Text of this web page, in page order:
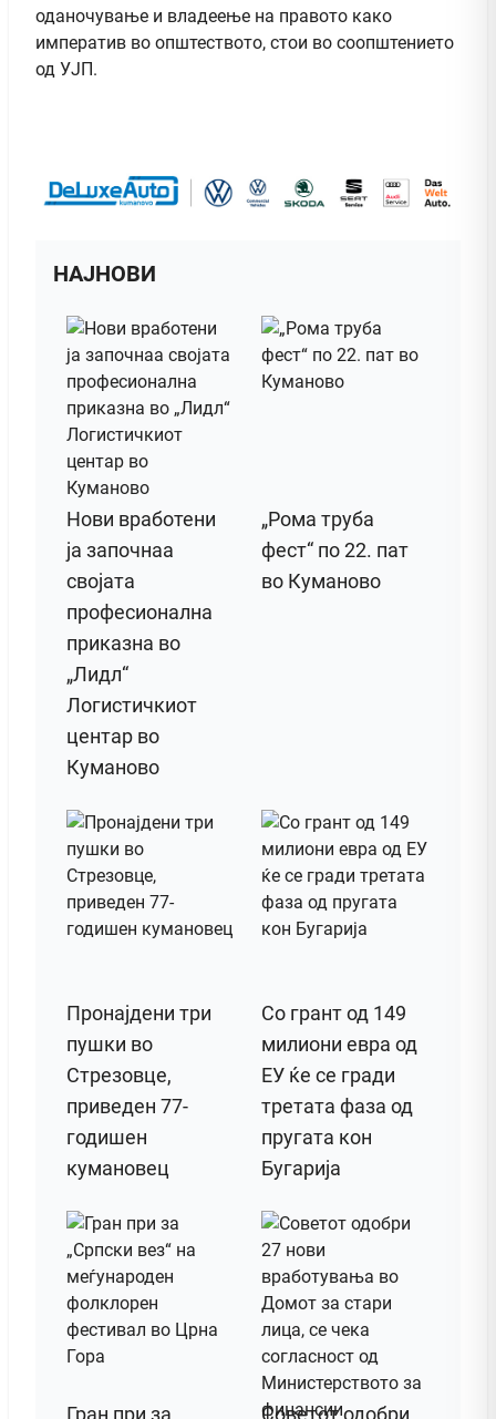
оданочување и владеење на правото како
императив во општеството, стои во соопштението
од УЈП.
НАЈНОВИ
Нови вработени
ја започнаа
својата
професионална
приказна во
„Лидл“
Логистичкиот
центар во
Куманово
„Рома труба
фест“ по 22. пат
во Куманово
Пронајдени три
пушки во
Стрезовце,
приведен 77-
годишен
кумановец
Со грант од 149
милиони евра од
ЕУ ќе се гради
третата фаза од
пругата кон
Бугарија
Гран при за
Советот одобри